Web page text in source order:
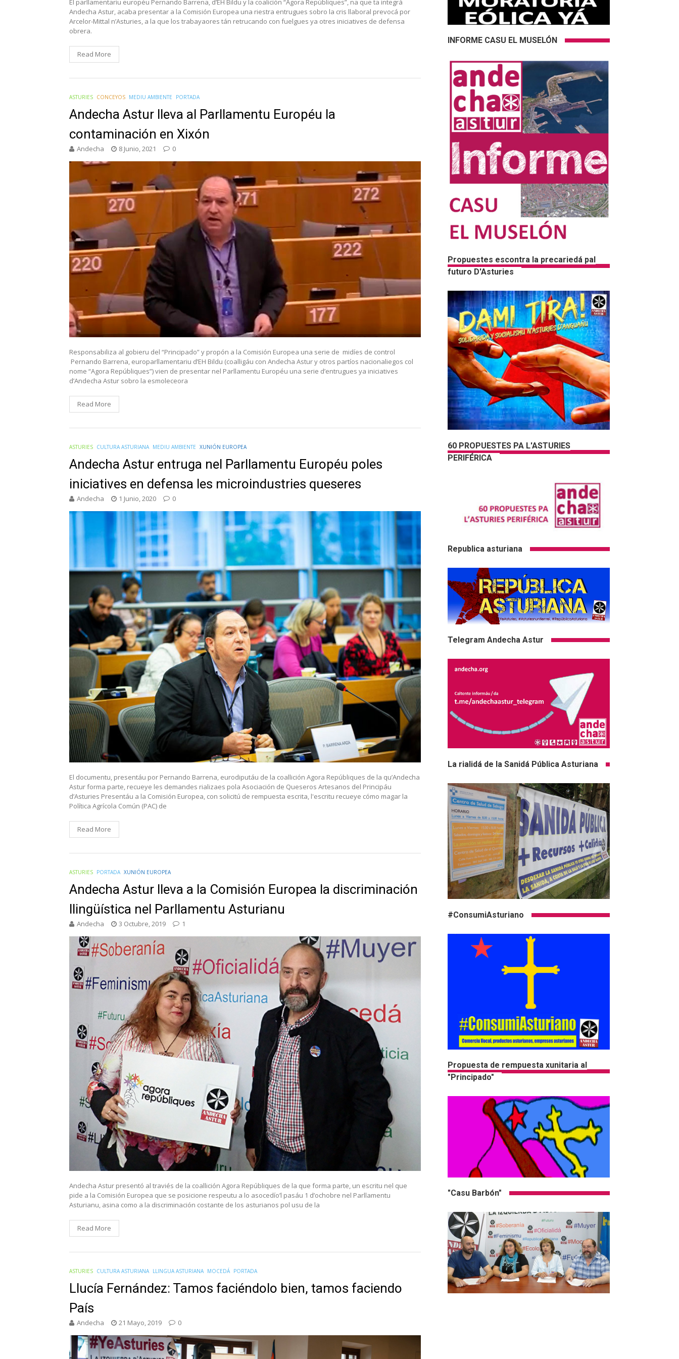
El parllamentariu européu Pernando Barrena, d’EH Bildu y la coalición “Agora Repúbliques”, na que ta integrá
Andecha Astur, acaba presentar a la Comisión Europea una riestra entrugues sobro la cris llaboral prevocá por
Arcelor-Mittal n’Asturies, a la que los trabayaores tán retrucando con fuelgues ya otres iniciatives de defensa
obrera.
Read More
ASTURIES CONCEYOS MEDIU AMBIENTE PORTADA
Andecha Astur lleva al Parllamentu Européu la
contaminación en Xixón
Andecha 8 Junio, 2021 0
Responsabiliza al gobieru del “Principado” y propón a la Comisión Europea una serie de midíes de control
Pernando Barrena, europarllamentariu d’EH Bildu (coalligáu con Andecha Astur y otros partíos nacionaliegos col
nome “Agora Repúbliques”) vien de presentar nel Parllamentu Européu una serie d’entrugues ya iniciatives
d’Andecha Astur sobro la esmoleceora
Read More
ASTURIES CULTURA ASTURIANA MEDIU AMBIENTE XUNIÓN EUROPEA
Andecha Astur entruga nel Parllamentu Européu poles
iniciatives en defensa les microindustries queseres
Andecha 1 Junio, 2020 0
El documentu, presentáu por Pernando Barrena, eurodiputáu de la coallición Agora Repúbliques de la qu’Andecha
Astur forma parte, recueye les demandes rializaes pola Asociación de Queseros Artesanos del Principáu
d’Asturies Presentáu a la Comisión Europea, con solicitú de rempuesta escrita, l'escritu recueye cómo magar la
Política Agrícola Común (PAC) de
Read More
ASTURIES PORTADA XUNIÓN EUROPEA
Andecha Astur lleva a la Comisión Europea la discriminación
llingüística nel Parllamentu Asturianu
Andecha 3 Octubre, 2019 1
Andecha Astur presentó al traviés de la coallición Agora Repúbliques de la que forma parte, un escritu nel que
pide a la Comisión Europea que se posicione respeutu a lo asocedío’l pasáu 1 d’ochobre nel Parllamentu
Asturianu, asina como a la discriminación costante de los asturianos pol usu de la
Read More
ASTURIES CULTURA ASTURIANA LLINGUA ASTURIANA MOCEDÁ PORTADA
Llucía Fernández: Tamos faciéndolo bien, tamos faciendo
País
Andecha 21 Mayo, 2019 0
INFORME CASU EL MUSELÓN
Propuestes escontra la precariedá pal
futuro D'Asturies
60 PROPUESTES PA L'ASTURIES
PERIFÉRICA
Republica asturiana
Telegram Andecha Astur
La rialidá de la Sanidá Pública Asturiana
#ConsumiAsturiano
Propuesta de rempuesta xunitaria al
"Principado"
"Casu Barbón"